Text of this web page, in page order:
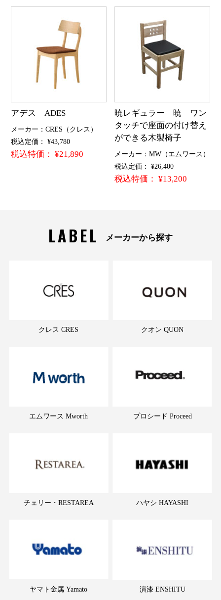
アデス ADES
メーカー：CRES（クレス）
税込定価： ¥43,780
税込特価： ¥21,890
暁レギュラー 暁 ワン
タッチで座面の付け替え
ができる木製椅子
メーカー：MW（エムワース）
税込定価： ¥26,400
税込特価： ¥13,200
LABEL メーカーから探す
クレス CRES クオン QUON
エムワース Mworth プロシード Proceed
チェリー・RESTAREA ハヤシ HAYASHI
ヤマト金属 Yamato 演漆 ENSHITU